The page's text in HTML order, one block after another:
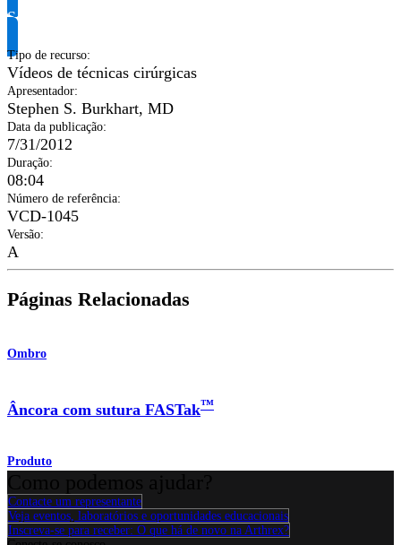
Solicite informação do produto
Tipo de recurso:
Vídeos de técnicas cirúrgicas
Apresentador:
Stephen S. Burkhart, MD
Data da publicação:
7/31/2012
Duração:
08:04
Número de referência:
VCD-1045
Versão:
A
Páginas Relacionadas
Ombro
Âncora com sutura FASTak™
Produto
Contacte um representante
Veja eventos, laboratórios e oportunidades educacionais
Inscreva-se para receber: O que há de novo na Arthrex?